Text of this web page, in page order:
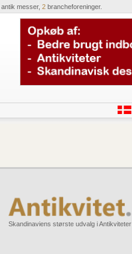
antik messer, 2 brancheforeninger.
Skandinaviens største udvalg i Antikviteter